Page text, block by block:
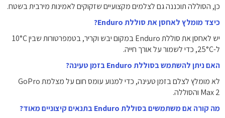
כן, הסוללה תוכננה גם לצלמים מקצועיים שזקוקים לאמינות מירבית בשטח.
כיצד מומלץ לאחסן את סוללת Enduro?
יש לאחסן את סוללת Enduro במקום יבש וקריר, בטמפרטורות שבין 10°C
ל-25°C, כדי לשמור על אורך חייה.
האם ניתן להשתמש בסוללת Enduro בזמן טעינה?
לא מומלץ לצלם בזמן טעינה, כדי למנוע עומס חום על מצלמת GoPro
Max 2 והסוללה.
מה קורה אם משתמשים בסוללת Enduro בתנאים קיצוניים מאוד?